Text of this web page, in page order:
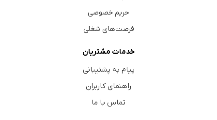
حریم خصوصی
فرصت‌های شغلی
خدمات مشتریان
پیام به پشتیبانی
راهنمای کاربران
تماس با ما